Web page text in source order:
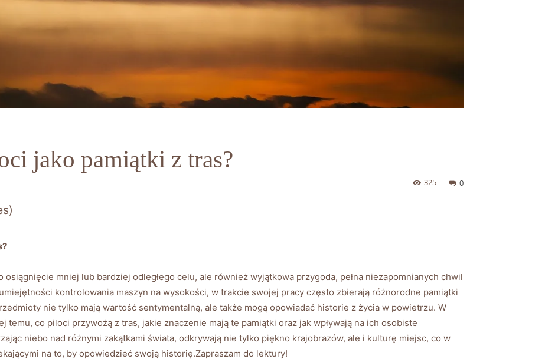
jako pamiątki z tras?
0
325
mniej‍ lub bardziej odległego celu, ale również wyjątkowa przygoda, pełna niezapomnianych chwil
kontrolowania maszyn na wysokości, w trakcie swojej ​pracy⁢ często zbierają różnorodne pamiątki⁢
nie tylko mają ‍wartość sentymentalną, ale także mogą opowiadać historie z życia w powietrzu. W
co ⁢piloci przywożą z tras,‍ jakie znaczenie mają te pamiątki ⁤oraz jak wpływają‍ na ‍ich osobiste
niebo nad różnymi zakątkami świata, ⁢odkrywają nie tylko piękno krajobrazów, ale i kulturę miejsc, co w
na to, by ‍opowiedzieć swoją historię.Zapraszam do lektury!